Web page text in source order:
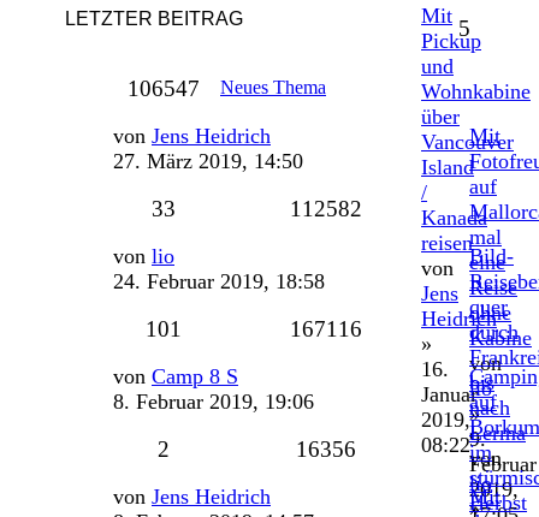
LETZTER BEITRAG
Mit
Pickup
und
Wohnkabine
über
Vancouver
Island
/
Kanada
reisen
von
Jens
Heidrich
»
16.
Januar
2019,
08:22
5
106547 Zugriffe
Letzter
Beitrag
von Jens Heidrich
27. März 2019, 14:50
Mit
auf
mal
eine
Reise
ohne
Kabine
von
lio
»
9.
Februar
2019,
33 112582 Zugriffe
Letzter
Beitrag
von lio
24. Februar 2019, 18:58
Bild-
quer
durch
bis
nach
Lerma
von
lio
»
101 167116 Zugriffe
Letzter
Beitrag
von Camp 8 S
8. Februar 2019, 19:06
auf
Borkum
im
Herbst
2 16356 Zugriffe
Letzter
von Jens Heidrich
Mit
Neues Thema